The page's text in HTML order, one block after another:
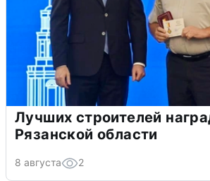
Лучших строителей
Рязанской области
8 августа 2